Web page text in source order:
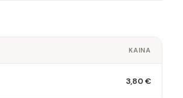
KAINA
3,80 €